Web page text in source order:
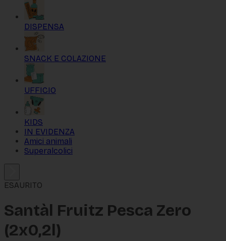
DISPENSA
SNACK E COLAZIONE
UFFICIO
KIDS
IN EVIDENZA
Amici animali
Superalcolici
ESAURITO
Santàl Fruitz Pesca Zero
(2x0,2l)